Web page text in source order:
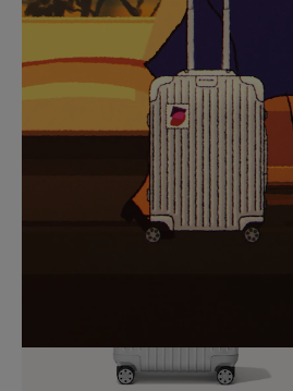
SIE,
UM
ANZUHALTEN
AUFHEBEN
DER